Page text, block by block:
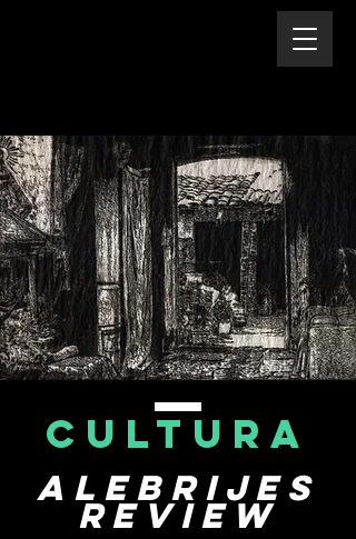
CULTURA
Alebrijes
review